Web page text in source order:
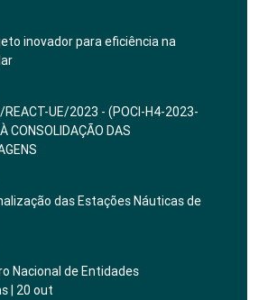
inovador para eficiência na
UE/2023 - (POCI-H4-2023-
CONSOLIDAÇÃO DAS
das Estações Náuticas de
Nacional de Entidades
| 20 out